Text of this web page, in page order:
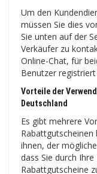
Um den
müssen Sie dies
Sie unten auf der
Verkäufer zu
Online-Chat, für
Benutzer
Vorteile der
Deutschland
Es gibt mehrere
Rabattgutscheinen
ihnen, der
dass Sie durch
Rabattgutscheine